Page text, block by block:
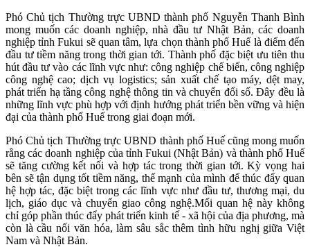
Phó Chủ tịch Thường trực UBND thành phố Nguyễn Thanh Bình
mong muốn các doanh nghiệp, nhà đầu tư Nhật Bản, các doanh
nghiệp tỉnh Fukui sẽ quan tâm, lựa chọn thành phố Huế là điểm đến
đầu tư tiềm năng trong thời gian tới. Thành phố đặc biệt ưu tiên thu
hút đầu tư vào các lĩnh vực như: công nghiệp chế biến, công nghiệp
công nghệ cao; dịch vụ logistics; sản xuất chế tạo máy, dệt may,
phát triển hạ tầng công nghệ thông tin và chuyển đổi số. Đây đều là
những lĩnh vực phù hợp với định hướng phát triển bền vững và hiện
đại của thành phố Huế trong giai đoạn mới.
Phó Chủ tịch Thường trực UBND thành phố Huế cũng mong muốn
rằng các doanh nghiệp của tỉnh Fukui (Nhật Bản) và thành phố Huế
sẽ tăng cường kết nối và hợp tác trong thời gian tới. Kỳ vọng hai
bên sẽ tận dụng tốt tiềm năng, thế mạnh của mình để thúc đẩy quan
hệ hợp tác, đặc biệt trong các lĩnh vực như đầu tư, thương mại, du
lịch, giáo dục và chuyển giao công nghệ.Mối quan hệ này không
chỉ góp phần thúc đẩy phát triển kinh tế - xã hội của địa phương, mà
còn là cầu nối văn hóa, làm sâu sắc thêm tình hữu nghị giữa Việt
Nam và Nhật Bản.